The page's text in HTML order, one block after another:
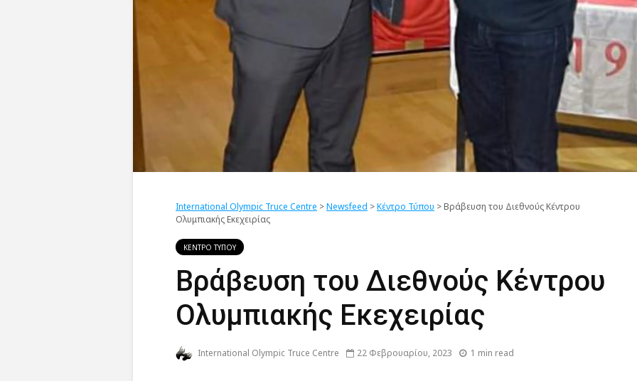
International Olympic Truce Centre >Newsfeed >Κέντρο Τύπου > Βράβευση του Διεθνούς Κέντρου
Ολυμπιακής Εκεχειρίας
ΚΕΝΤΡΟ ΤΥΠΟΥ
Βράβευση του Διεθνούς Κέντρου
Ολυμπιακής Εκεχειρίας
International Olympic Truce Centre 22 Φεβρουαρίου, 2023 1 min read
Παγκόσμια Ημέρα
Ειρήνης
Γιορτάζουμε την
Παγκόσμια Ημέρα
Αθλητισμού για την
Ειρήνη στο 19 Λύκειο
Αθηνών !
Ειρήνη
όχι στο
το